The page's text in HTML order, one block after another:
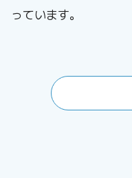
っています。